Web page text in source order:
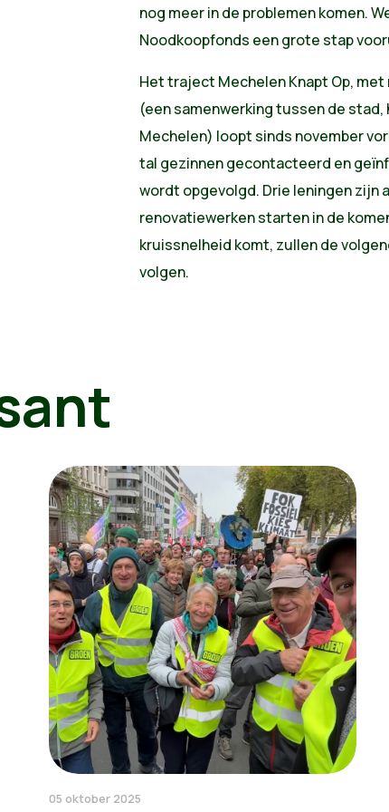
nog meer in de problemen komen.
Noodkoopfonds een grote stap
Het traject Mechelen Knapt Op,
(een samenwerking tussen de
Mechelen) loopt sinds november
tal gezinnen gecontacteerd en
wordt opgevolgd. Drie leningen zijn
renovatiewerken starten in de
kruissnelheid komt, zullen de
volgen.
05 oktober 2025